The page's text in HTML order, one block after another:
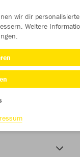
SFC Stern
wir dir personalisierte
Weitere